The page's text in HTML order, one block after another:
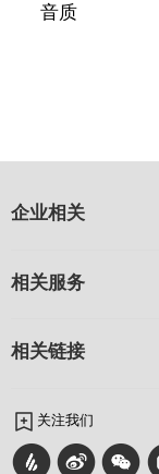
音质
企业相关
相关服务
相关链接
关注我们